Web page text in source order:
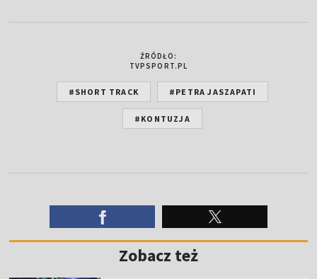
ŹRÓDŁO:
TVPSPORT.PL
#SHORT TRACK #PETRA JASZAPATI
#KONTUZJA
Zobacz też